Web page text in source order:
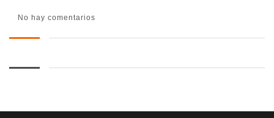
No hay comentarios